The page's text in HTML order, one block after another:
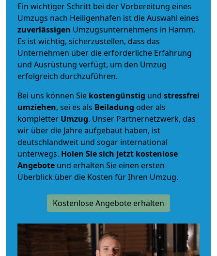
Ein wichtiger Schritt bei der Vorbereitung eines
Umzugs nach Heiligenhafen ist die Auswahl eines
zuverlässigen Umzugsunternehmens in Hamm.
Es ist wichtig, sicherzustellen, dass das
Unternehmen über die erforderliche Erfahrung
und Ausrüstung verfügt, um den Umzug
erfolgreich durchzuführen.
Bei uns können Sie kostengünstig und stressfrei
umziehen, sei es als Beiladung oder als
kompletter Umzug. Unser Partnernetzwerk, das
wir über die Jahre aufgebaut haben, ist
deutschlandweit und sogar international
unterwegs. Holen Sie sich jetzt kostenlose
Angebote und erhalten Sie einen ersten
Überblick über die Kosten für Ihren Umzug.
Kostenlose Angebote erhalten